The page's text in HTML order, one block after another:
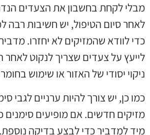
מבלי לקחת בחשבון את הצעדים
לאחר סיום הטיפול, יש חשיבות רבה
כדי לוודא שהמזיקים לא יחזרו.
לייעץ על צעדים שצריך לנקוט
ניקוי יסודי של האזור או שימוש
כמו כן, יש צורך להיות ערניים לגבי
מזיקים חדשים. אם מופיעים סימנים
מיד למדביר כדי לבצע בדיקה